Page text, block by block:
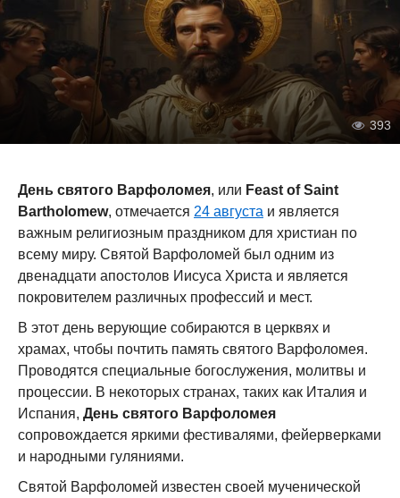
393
День святого Варфоломея, или Feast of Saint
Bartholomew, отмечается 24 августа и является
важным религиозным праздником для христиан по
всему миру. Святой Варфоломей был одним из
двенадцати апостолов Иисуса Христа и является
покровителем различных профессий и мест.
В этот день верующие собираются в церквях и
храмах, чтобы почтить память святого Варфоломея.
Проводятся специальные богослужения, молитвы и
процессии. В некоторых странах, таких как Италия и
Испания, День святого Варфоломея
сопровождается яркими фестивалями, фейерверками
и народными гуляниями.
Святой Варфоломей известен своей мученической